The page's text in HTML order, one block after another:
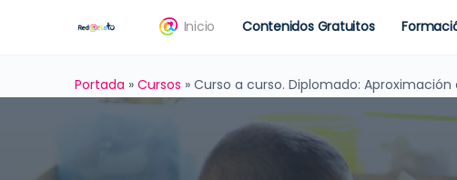
Inicio Contenidos Gratuitos
Portada » Cursos » Curso a curso. Diplomado: Aproximación